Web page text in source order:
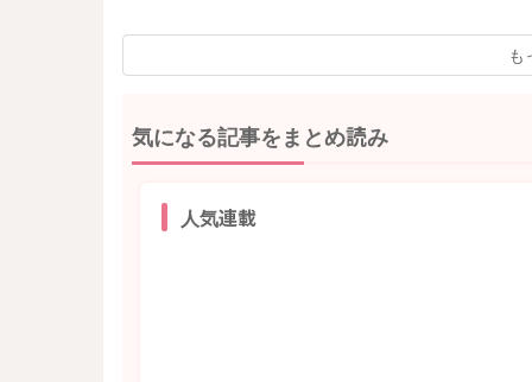
も
気になる記事をまとめ読み
人気連載